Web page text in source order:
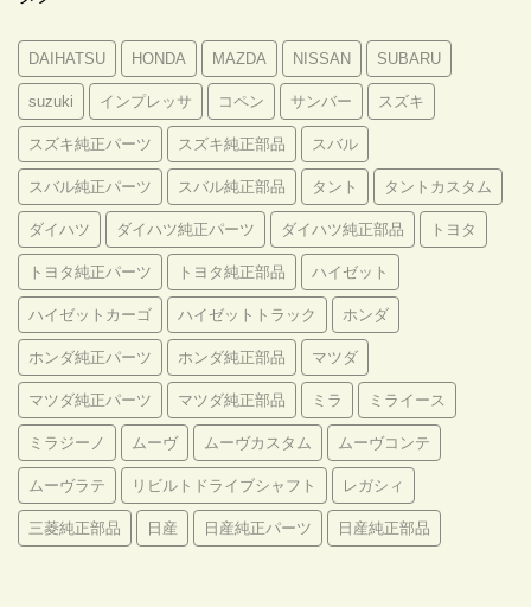
DAIHATSU HONDA MAZDA NISSAN SUBARU
suzuki インプレッサ コペン サンバー スズキ
スズキ純正パーツ スズキ純正部品 スバル
スバル純正パーツ スバル純正部品 タント タントカスタム
ダイハツ ダイハツ純正パーツ ダイハツ純正部品 トヨタ
トヨタ純正パーツ トヨタ純正部品 ハイゼット
ハイゼットカーゴ ハイゼットトラック ホンダ
ホンダ純正パーツ ホンダ純正部品 マツダ
マツダ純正パーツ マツダ純正部品 ミラ ミライース
ミラジーノ ムーヴ ムーヴカスタム ムーヴコンテ
ムーヴラテ リビルトドライブシャフト レガシィ
三菱純正部品 日産 日産純正パーツ 日産純正部品